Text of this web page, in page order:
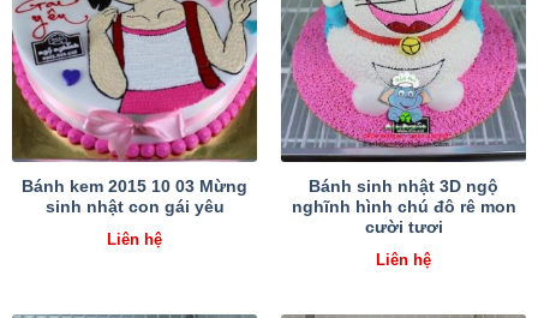
Bánh kem 2015 10 03 Mừng
sinh nhật con gái yêu
Liên hệ
Bánh sinh nhật 3D ngộ
nghĩnh hình chú đô rê mon
cười tươi
Liên hệ